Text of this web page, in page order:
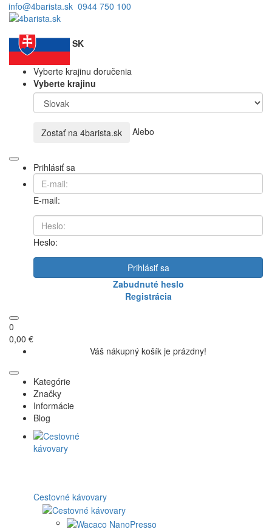
info@4barista.sk 0944 750 100
SK
Vyberte krajinu doručenia
Vyberte krajinu
Zostať na 4barista.sk Alebo
Prihlásiť sa
E-mail:
Heslo:
Prihlásiť sa
Zabudnuté heslo
Registrácia
0
0,00 €
Váš nákupný košík je prázdny!
Kategórie
Značky
Informácie
Blog
Cestovné kávovary